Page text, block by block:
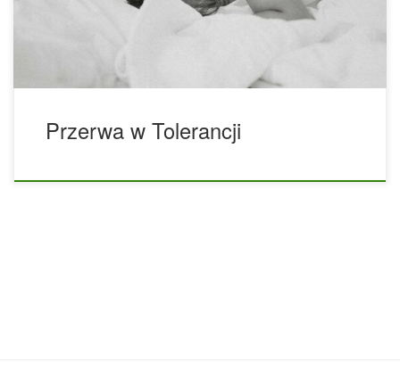
dzieje. Może to wynikać z wielu różnych powodów, na
Przerwa w Tolerancji